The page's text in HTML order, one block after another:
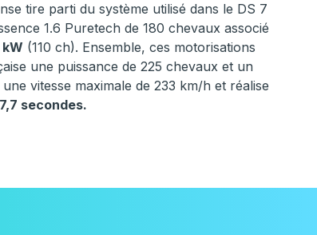
tire parti du système utilisé dans le DS 7
1.6 Puretech de 180 chevaux associé
(110 ch). Ensemble, ces motorisations
une puissance de 225 chevaux et un
vitesse maximale de 233 km/h et réalise
secondes.